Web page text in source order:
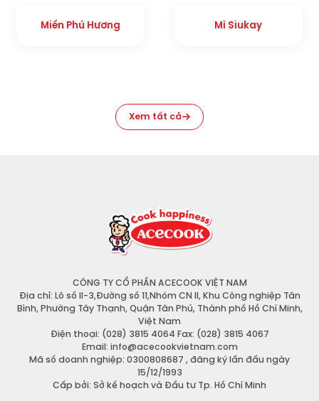
Miến Phú Hương Mì Siukay
Xem tất cả
CÔNG TY CỔ PHẦN ACECOOK VIỆT NAM
Địa chỉ: Lô số II-3,Đường số 11,Nhóm CN II, Khu Công nghiệp Tân
Bình, Phường Tây Thạnh, Quận Tân Phú, Thành phố Hồ Chí Minh,
Việt Nam
Điện thoại: (028) 3815 4064 Fax: (028) 3815 4067
Email: info@acecookvietnam.com
Mã số doanh nghiệp: 0300808687 , đăng ký lần đầu ngày
15/12/1993
Cấp bởi: Sở kế hoạch và Đầu tư Tp. Hồ Chí Minh